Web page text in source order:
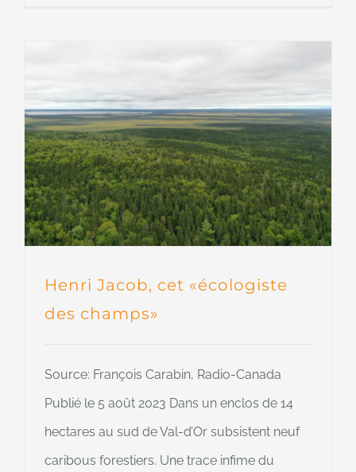
Henri Jacob, cet «écologiste
des champs»
Source: François Carabin, Radio-Canada
Publié le 5 août 2023 Dans un enclos de 14
hectares au sud de Val-d’Or subsistent neuf
caribous forestiers. Une trace infime du